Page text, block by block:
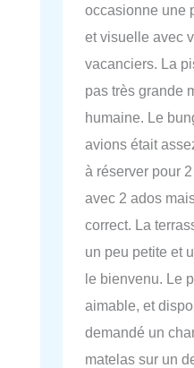
occasionne une
et visuelle avec
vacanciers. La
pas très grande
humaine. Le
avions était
à réserver pour
avec 2 ados
correct. La
un peu petite et
le bienvenu. Le
aimable, et
demandé un
matelas sur un